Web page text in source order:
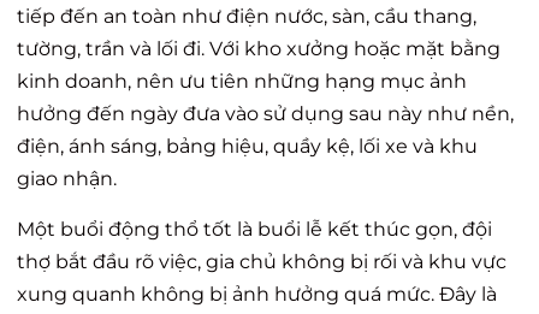
tiếp đến an toàn như điện nước, sàn, cầu thang,
tường, trần và lối đi. Với kho xưởng hoặc mặt bằng
kinh doanh, nên ưu tiên những hạng mục ảnh
hưởng đến ngày đưa vào sử dụng sau này như nền,
điện, ánh sáng, bảng hiệu, quầy kệ, lối xe và khu
giao nhận.
Một buổi động thổ tốt là buổi lễ kết thúc gọn, đội
thợ bắt đầu rõ việc, gia chủ không bị rối và khu vực
xung quanh không bị ảnh hưởng quá mức. Đây là